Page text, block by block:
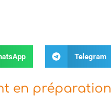
Telegram
en préparation